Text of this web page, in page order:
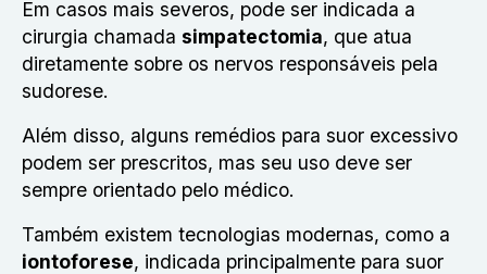
Em casos mais severos, pode ser indicada a
cirurgia chamada simpatectomia, que atua
diretamente sobre os nervos responsáveis pela
sudorese.
Além disso, alguns remédios para suor excessivo
podem ser prescritos, mas seu uso deve ser
sempre orientado pelo médico.
Também existem tecnologias modernas, como a
iontoforese, indicada principalmente para suor